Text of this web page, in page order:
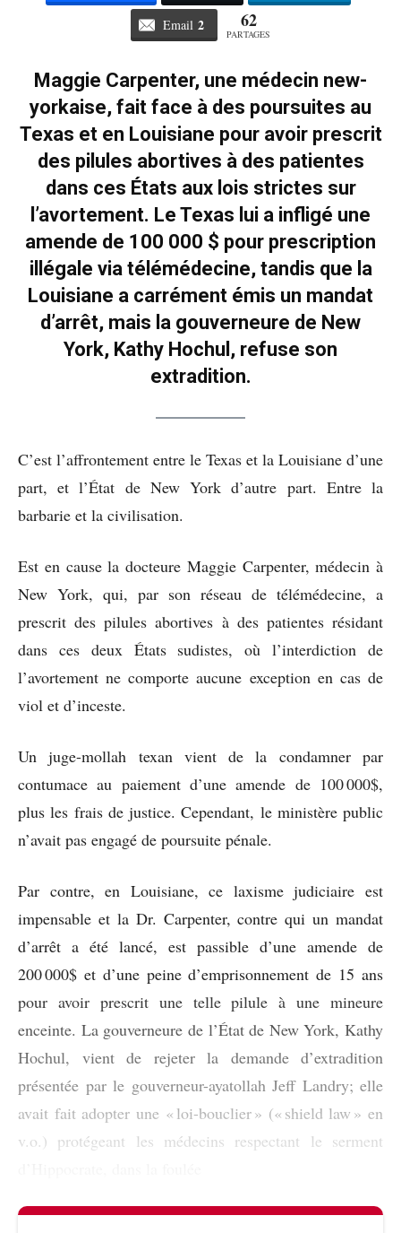
Email 2 62
PARTAGES
Maggie Carpenter, une médecin new-
yorkaise, fait face à des poursuites au
Texas et en Louisiane pour avoir prescrit
des pilules abortives à des patientes
dans ces États aux lois strictes sur
l’avortement. Le Texas lui a infligé une
amende de 100 000 $ pour prescription
illégale via télémédecine, tandis que la
Louisiane a carrément émis un mandat
d’arrêt, mais la gouverneure de New
York, Kathy Hochul, refuse son
extradition.
C’est l’affrontement entre le Texas et la Louisiane d’une
part, et l’État de New York d’autre part. Entre la
barbarie et la civilisation.
Est en cause la docteure Maggie Carpenter, médecin à
New York, qui, par son réseau de télémédecine, a
prescrit des pilules abortives à des patientes résidant
dans ces deux États sudistes, où l’interdiction de
l’avortement ne comporte aucune exception en cas de
viol et d’inceste.
Un juge-mollah texan vient de la condamner par
contumace au paiement d’une amende de 100 000$,
plus les frais de justice. Cependant, le ministère public
n’avait pas engagé de poursuite pénale.
Par contre, en Louisiane, ce laxisme judiciaire est
impensable et la Dr. Carpenter, contre qui un mandat
d’arrêt a été lancé, est passible d’une amende de
200 000$ et d’une peine d’emprisonnement de 15 ans
pour avoir prescrit une telle pilule à une mineure
enceinte. La gouverneure de l’État de New York, Kathy
Hochul, vient de rejeter la demande d’extradition
présentée par le gouverneur-ayatollah Jeff Landry; elle
avait fait adopter une « loi-bouclier » (« shield law » en
v.o.) protégeant les médecins respectant le serment